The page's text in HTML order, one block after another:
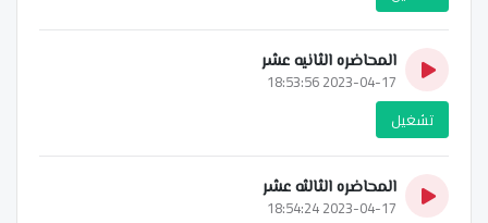
المحاضره الثانيه عشر
2023-04-17 18:53:56
تشغيل
المحاضره الثالثه عشر
2023-04-17 18:54:24